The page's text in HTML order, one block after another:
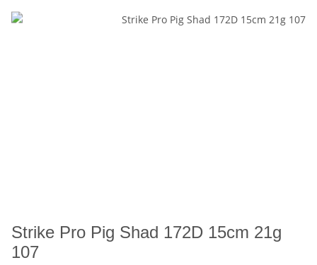
Strike Pro Pig Shad 172D 15cm 21g
107